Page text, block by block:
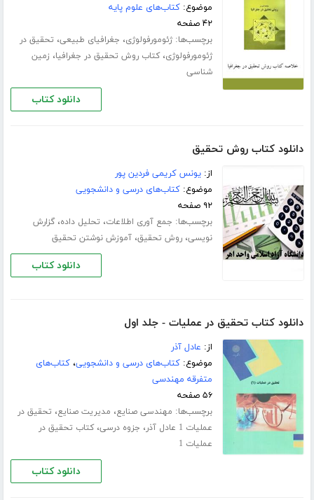
موضوع:کتاب‌های علوم پایه
۴۲ صفحه
برچسب‌ها:ژئومورفولوژی، جغرافیای طبیعی، تحقیق در
ژئومورفولوژی،کتاب روش تحقیق در جغرافیا، زمین
شناسی
دانلود کتاب
دانلود کتاب روش تحقیق
از:یونس کریمی فردین پور
موضوع:کتاب‌های درسی و دانشجویی
۹۲ صفحه
برچسب‌ها: جمع آوری اطلاعات، تحلیل داده،گزارش
نویسی،روش تحقیق،آموزش نوشتن تحقیق
دانلود کتاب
دانلود کتاب تحقیق در عملیات - جلد اول
از: عادل آذر
موضوع:کتاب‌های درسی و دانشجویی،کتاب‌های
متفرقه مهندسی
۵۶ صفحه
برچسب‌ها: مهندسی صنایع، مدیریت صنایع، تحقیق در
عملیات 1 عادل آذر
، جزوه درسی،کتاب تحقیق در
عملیات 1
دانلود کتاب